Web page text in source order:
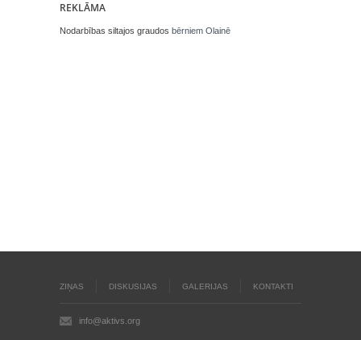
REKLĀMA
Nodarbības siltajos graudos bērniem Olainē
ZIŅAS DISKUSIJAS GALERIJAS KONTAKTI
info@aktivs.org